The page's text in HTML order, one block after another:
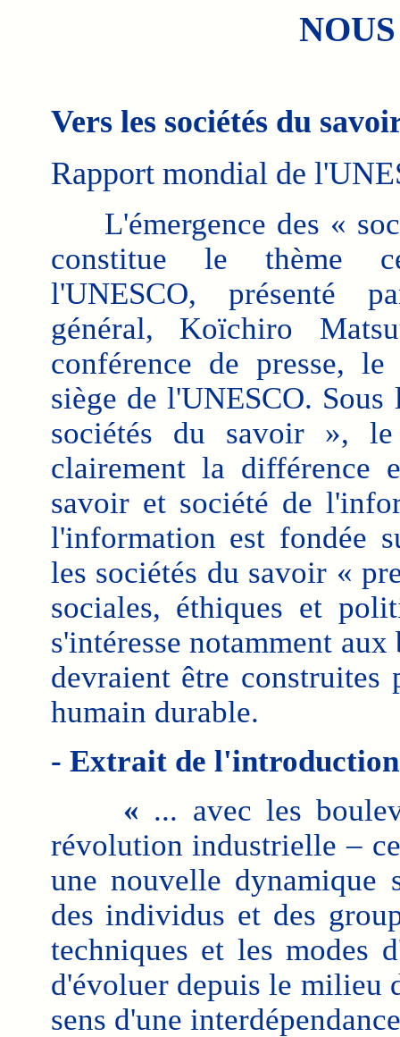
Vers les sociétés du
Rapport mondial de
L'émergence des «
constitue le thème
l'UNESCO, présenté
général, Koïchiro
conférence de presse,
siège de l'UNESCO.
sociétés du savoir »,
clairement la différence
savoir et société de
l'information est fondée
les sociétés du savoir «
sociales, éthiques et
s'intéresse notamment
devraient être construites
humain durable.
- Extrait de l'introduction
« ... avec les
révolution industrielle –
une nouvelle dynamique
des individus et des
techniques et les modes
d'évoluer depuis le milieu
sens d'une